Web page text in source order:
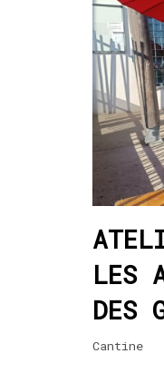
LES
DES
Cantine